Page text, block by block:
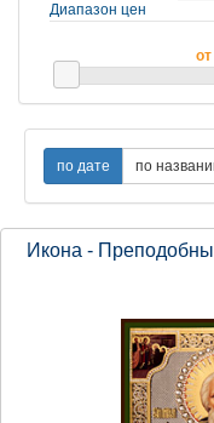
Диапазон цен
Икона -